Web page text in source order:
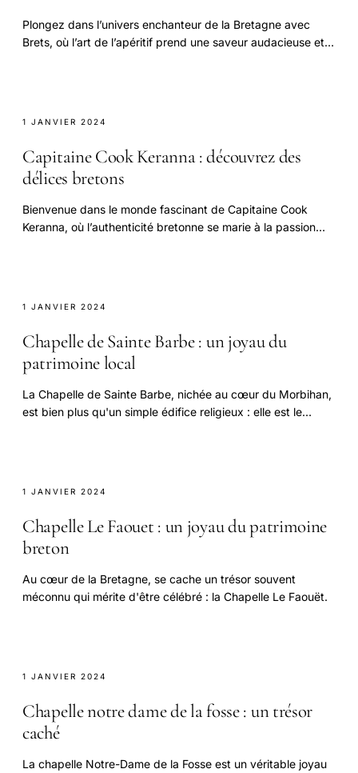
Plongez dans l’univers enchanteur de la Bretagne avec
Brets, où l’art de l’apéritif prend une saveur audacieuse et
1 JANVIER 2024
Capitaine Cook Keranna : découvrez des
délices bretons
Bienvenue dans le monde fascinant de Capitaine Cook
Keranna, où l’authenticité bretonne se marie à la passion
1 JANVIER 2024
Chapelle de Sainte Barbe : un joyau du
patrimoine local
La Chapelle de Sainte Barbe, nichée au cœur du Morbihan,
est bien plus qu'un simple édifice religieux : elle est le
1 JANVIER 2024
Chapelle Le Faouet : un joyau du patrimoine
breton
Au cœur de la Bretagne, se cache un trésor souvent
méconnu qui mérite d'être célébré : la Chapelle Le Faouët.
1 JANVIER 2024
Chapelle notre dame de la fosse : un trésor
caché
La chapelle Notre-Dame de la Fosse est un véritable joyau